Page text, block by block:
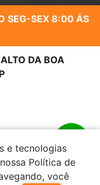
SEG-SEX 8:00 ÁS
DA BOA
os direitos
e tecnologias
Política de
você